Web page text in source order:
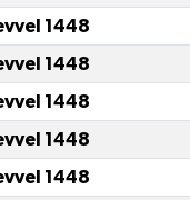
1448
1448
1448
1448
1448